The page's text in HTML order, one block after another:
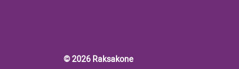
© 2026 Raksakone